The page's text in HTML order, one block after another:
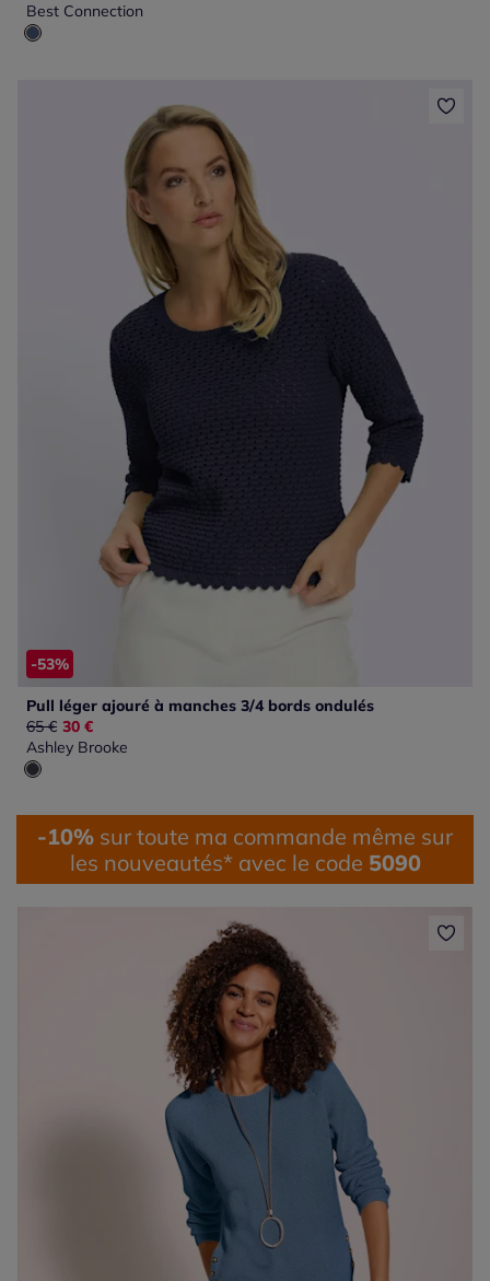
Best Connection
-53%
Pull léger ajouré à manches 3/4 bords ondulés
Ancien prix :
65 € Nouveau prix :
30 €
Ashley Brooke
-10% sur toute ma commande même sur
les nouveautés* avec le code 5090